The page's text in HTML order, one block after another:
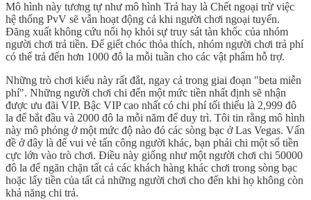
Mô hình này tương tự như mô hình Trả hay là Chết ngoại trừ việc
hệ thống PvV sẽ vẫn hoạt động cả khi người chơi ngoại tuyến.
Đăng xuất không cứu nổi họ khỏi sự truy sát tàn khốc của nhóm
người chơi trả tiền. Để giết chóc thỏa thích, nhóm người chơi trả phí
có thể trả đến hơn 1000 đô la mỗi tuần cho các vật phẩm hỗ trợ.
Những trò chơi kiểu này rất đắt, ngay cả trong giai đoạn "beta miễn
phí". Những người chơi chi đến một mức tiền nhất định sẽ nhận
được ưu đãi VIP. Bậc VIP cao nhất có chi phí tối thiểu là 2,999 đô
la để bắt đầu và 2000 đô la mỗi năm để duy trì. Tôi tin rằng mô hình
này mô phỏng ở một mức độ nào đó các sòng bạc ở Las Vegas. Vấn
đề ở đây là để vui vẻ tấn công người khác, bạn phải chi một số tiền
cực lớn vào trò chơi. Điều này giống như một người chơi chi 50000
đô la để ngăn chặn tất cả các khách hàng khác chơi trong sòng bạc
hoặc lấy tiền của tất cả những người chơi cho đến khi họ không còn
khả năng chi trả.